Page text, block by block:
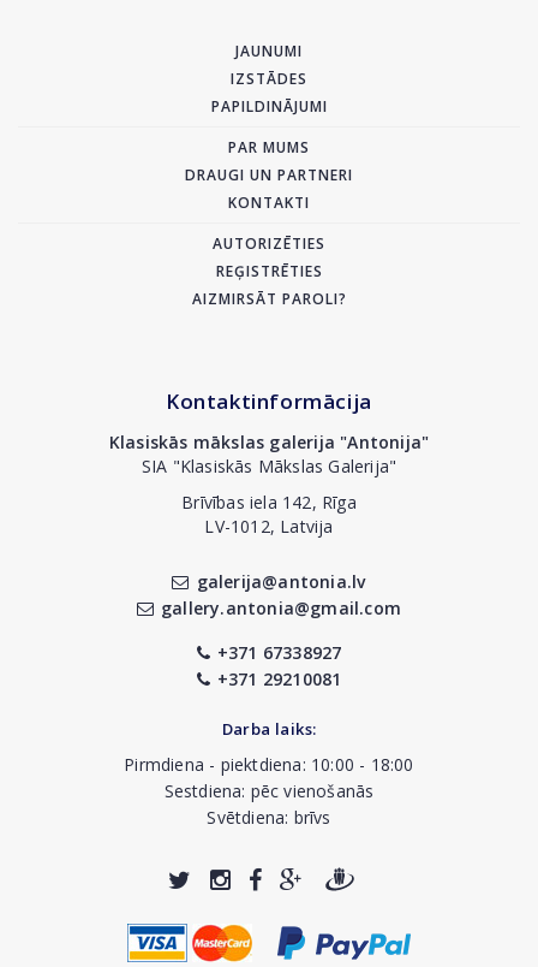
JAUNUMI
IZSTĀDES
PAPILDINĀJUMI
PAR MUMS
DRAUGI UN PARTNERI
KONTAKTI
AUTORIZĒTIES
REĢISTRĒTIES
AIZMIRSĀT PAROLI?
Kontaktinformācija
Klasiskās mākslas galerija "Antonija"
SIA "Klasiskās Mākslas Galerija"
Brīvības iela 142, Rīga
LV-1012, Latvija
galerija@antonia.lv
gallery.antonia@gmail.com
+371 67338927
+371 29210081
Darba laiks:
Pirmdiena - piektdiena: 10:00 - 18:00
Sestdiena: pēc vienošanās
Svētdiena: brīvs